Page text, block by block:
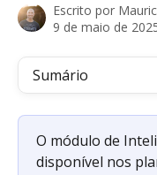
Escrito por
9 de maio de
Sumário
O módulo de
disponível nos